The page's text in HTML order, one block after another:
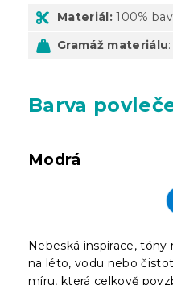
Materiál: 100%
Gramáž materiálu
Barva
Modrá
Nebeská inspirace,
na léto, vodu nebo
míru, která celkově